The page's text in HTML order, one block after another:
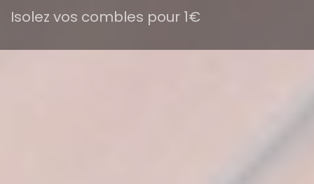
Isolez vos combles pour 1€